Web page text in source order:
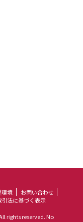
環境
お問い合わせ
引法に基づく表示
rights reserved. No